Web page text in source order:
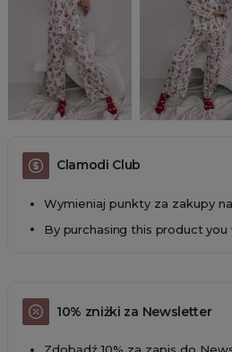
Clamodi Club
Wymieniaj punkty za zakupy
By purchasing this product you
10% zniżki za Newsletter